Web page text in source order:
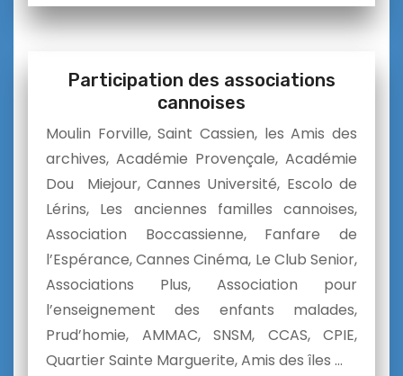
Participation des associations
cannoises
Moulin Forville, Saint Cassien, les Amis des
archives, Académie Provençale, Académie
Dou Miejour, Cannes Université, Escolo de
Lérins, Les anciennes familles cannoises,
Association Boccassienne, Fanfare de
l’Espérance, Cannes Cinéma, Le Club Senior,
Associations Plus, Association pour
l’enseignement des enfants malades,
Prud’homie, AMMAC, SNSM, CCAS, CPIE,
Quartier Sainte Marguerite, Amis des îles …